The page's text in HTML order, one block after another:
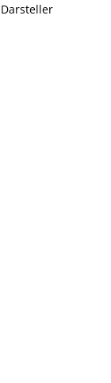
Darsteller